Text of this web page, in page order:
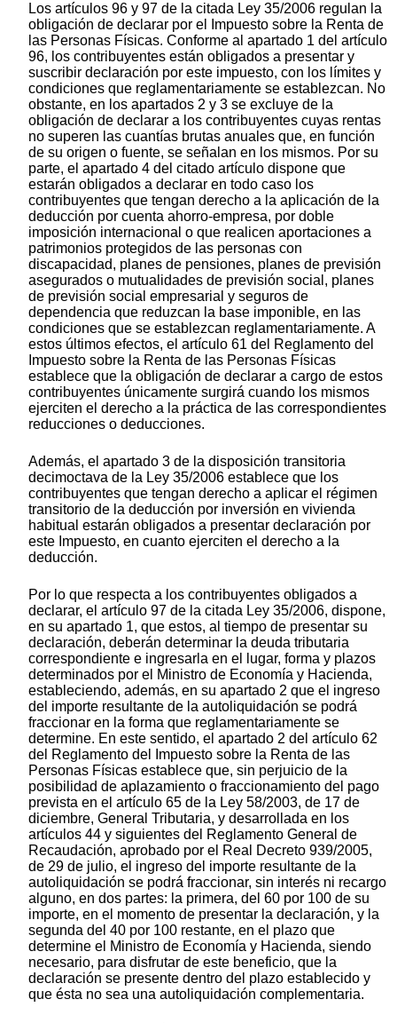
Los artículos 96 y 97 de la citada Ley 35/2006 regulan la
obligación de declarar por el Impuesto sobre la Renta de
las Personas Físicas. Conforme al apartado 1 del artículo
96, los contribuyentes están obligados a presentar y
suscribir declaración por este impuesto, con los límites y
condiciones que reglamentariamente se establezcan. No
obstante, en los apartados 2 y 3 se excluye de la
obligación de declarar a los contribuyentes cuyas rentas
no superen las cuantías brutas anuales que, en función
de su origen o fuente, se señalan en los mismos. Por su
parte, el apartado 4 del citado artículo dispone que
estarán obligados a declarar en todo caso los
contribuyentes que tengan derecho a la aplicación de la
deducción por cuenta ahorro-empresa, por doble
imposición internacional o que realicen aportaciones a
patrimonios protegidos de las personas con
discapacidad, planes de pensiones, planes de previsión
asegurados o mutualidades de previsión social, planes
de previsión social empresarial y seguros de
dependencia que reduzcan la base imponible, en las
condiciones que se establezcan reglamentariamente. A
estos últimos efectos, el artículo 61 del Reglamento del
Impuesto sobre la Renta de las Personas Físicas
establece que la obligación de declarar a cargo de estos
contribuyentes únicamente surgirá cuando los mismos
ejerciten el derecho a la práctica de las correspondientes
reducciones o deducciones.
Además, el apartado 3 de la disposición transitoria
decimoctava de la Ley 35/2006 establece que los
contribuyentes que tengan derecho a aplicar el régimen
transitorio de la deducción por inversión en vivienda
habitual estarán obligados a presentar declaración por
este Impuesto, en cuanto ejerciten el derecho a la
deducción.
Por lo que respecta a los contribuyentes obligados a
declarar, el artículo 97 de la citada Ley 35/2006, dispone,
en su apartado 1, que estos, al tiempo de presentar su
declaración, deberán determinar la deuda tributaria
correspondiente e ingresarla en el lugar, forma y plazos
determinados por el Ministro de Economía y Hacienda,
estableciendo, además, en su apartado 2 que el ingreso
del importe resultante de la autoliquidación se podrá
fraccionar en la forma que reglamentariamente se
determine. En este sentido, el apartado 2 del artículo 62
del Reglamento del Impuesto sobre la Renta de las
Personas Físicas establece que, sin perjuicio de la
posibilidad de aplazamiento o fraccionamiento del pago
prevista en el artículo 65 de la Ley 58/2003, de 17 de
diciembre, General Tributaria, y desarrollada en los
artículos 44 y siguientes del Reglamento General de
Recaudación, aprobado por el Real Decreto 939/2005,
de 29 de julio, el ingreso del importe resultante de la
autoliquidación se podrá fraccionar, sin interés ni recargo
alguno, en dos partes: la primera, del 60 por 100 de su
importe, en el momento de presentar la declaración, y la
segunda del 40 por 100 restante, en el plazo que
determine el Ministro de Economía y Hacienda, siendo
necesario, para disfrutar de este beneficio, que la
declaración se presente dentro del plazo establecido y
que ésta no sea una autoliquidación complementaria.